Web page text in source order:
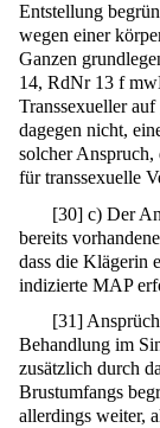
Entstellung
wegen einer
Ganzen
14, RdNr 13 f
Transsexueller
dagegen nicht,
solcher Anspruch,
für transsexuelle
[30] c) Der
bereits
dass die Klägerin
indizierte MAP
[31]
Behandlung im
zusätzlich durch
Brustumfangs
allerdings weiter,